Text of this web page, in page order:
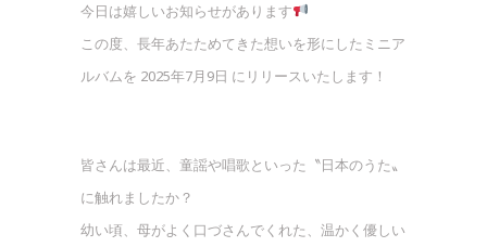
今日は嬉しいお知らせがあります
この度、長年あたためてきた想いを形にしたミニア
ルバムを 2025年7月9日 にリリースいたします！
皆さんは最近、童謡や唱歌といった〝日本のうた〟
に触れましたか？
幼い頃、母がよく口づさんでくれた、温かく優しい